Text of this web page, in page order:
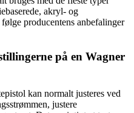
akryl- og
producentens anbefalinger
på en Wagner
kan normalt justeres ved
justere